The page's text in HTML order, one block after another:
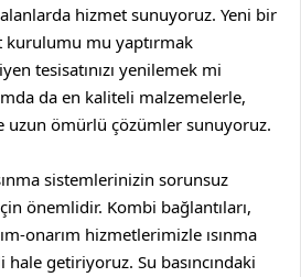
hizmet sunuyoruz. Yeni bir
kurulumu mu yaptırmak
tesisatınızı yenilemek mi
da en kaliteli malzemelerle,
uzun ömürlü çözümler sunuyoruz.
sistemlerinizin sorunsuz
önemlidir. Kombi bağlantıları,
onarım hizmetlerimizle ısınma
getiriyoruz. Su basıncındaki